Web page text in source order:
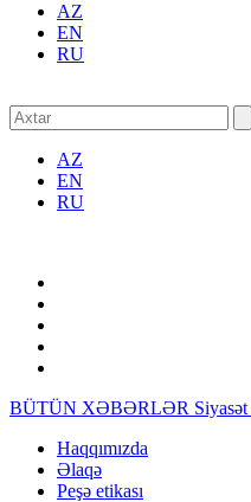
AZ
EN
RU
AZ
EN
RU
BÜTÜN XƏBƏRLƏR Siyasət
Haqqımızda
Əlaqə
Peşə etikası